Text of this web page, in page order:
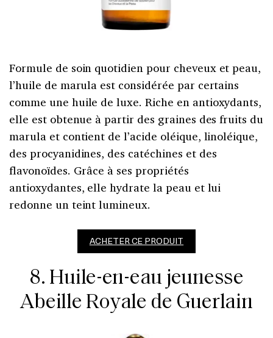
Formule de soin quotidien pour cheveux et peau,
l’huile de marula est considérée par certains
comme une huile de luxe. Riche en antioxydants,
elle est obtenue à partir des graines des fruits du
marula et contient de l’acide oléique, linoléique,
des procyanidines, des catéchines et des
flavonoïdes. Grâce à ses propriétés
antioxydantes, elle hydrate la peau et lui
redonne un teint lumineux.
ACHETER CE PRODUIT
8. Huile-en-eau jeunesse
Abeille Royale de Guerlain